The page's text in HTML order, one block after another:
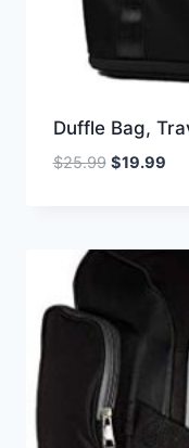
Duffle Bag,
$25.99 $19.99